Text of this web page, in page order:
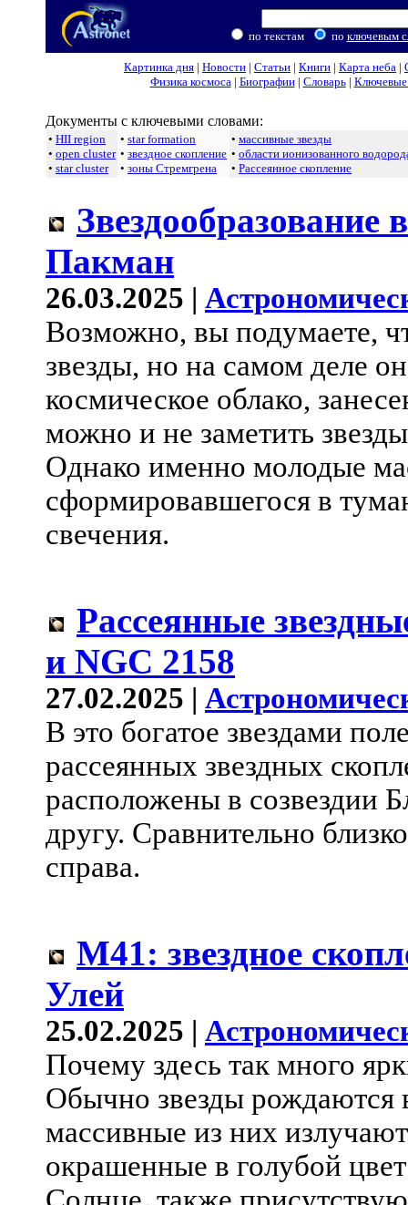
по текстам по ключевым
Картинка дня | Новости | Статьи | Книги | Карта неба |
Физика космоса| Биографии| Словарь| Ключевые
Документы с ключевыми словами:
• HII region
• open cluster
• star cluster
• star formation
• звездное скопление
• зоны Стремгрена
• массивные звезды
• области ионизованного
• Рассеянное скопление
Звездообразование
Пакман
26.03.2025 |
Возможно, вы подумаете,
звезды, но на самом деле
космическое облако,
можно и не заметить
Однако именно молодые
сформировавшегося в
свечения.
Рассеянные
и NGC 2158
27.02.2025 |
В это богатое звездами
рассеянных звездных
расположены в созвездии
другу. Сравнительно
справа.
M41: звездное
Улей
25.02.2025 |
Почему здесь так много
Обычно звезды рождаются
массивные из них
окрашенные в голубой